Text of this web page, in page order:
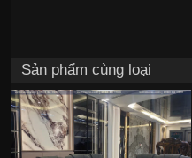
Sản phẩm cùng loại